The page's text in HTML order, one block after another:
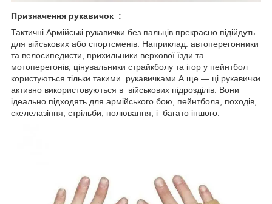
Призначення рукавичок :
Тактичні Армійські рукавички без пальців прекрасно підійдуть
для військових або спортсменів. Наприклад: автоперегонники
та велосипедисти, прихильники верхової їзди та
мотоперегонів, цінувальники страйкболу та ігор у пейнтбол
користуються тільки такими рукавичками.А ще — ці рукавички
активно використовуються в військових підрозділів. Вони
ідеально підходять для армійського бою, пейнтбола, походів,
скелелазіння, стрільби, полювання, і багато іншого.